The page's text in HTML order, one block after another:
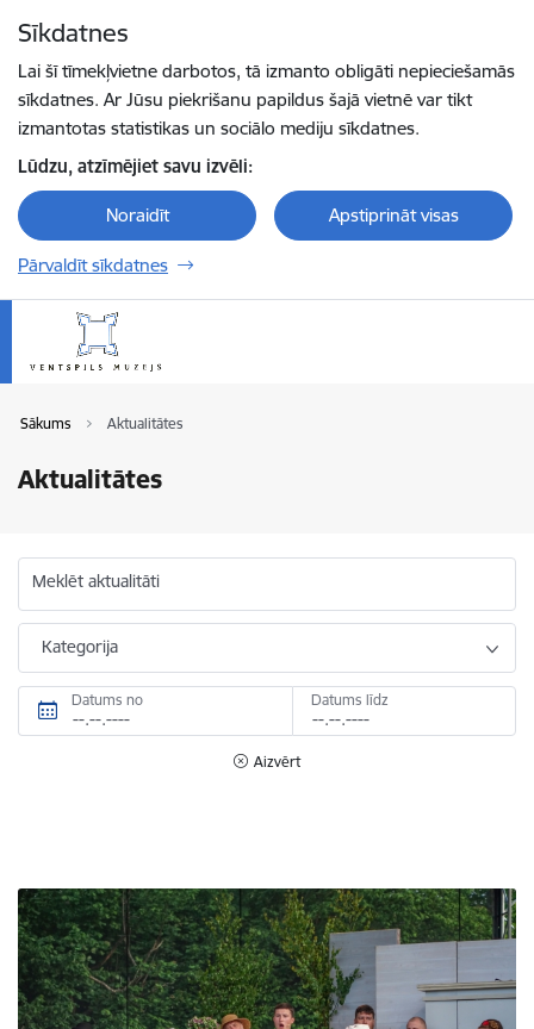
Sīkdatnes
Lai šī tīmekļvietne darbotos, tā izmanto obligāti nepieciešamās
sīkdatnes. Ar Jūsu piekrišanu papildus šajā vietnē var tikt
izmantotas statistikas un sociālo mediju sīkdatnes.
Lūdzu, atzīmējiet savu izvēli:
Noraidīt Apstiprināt visas
Pārvaldīt sīkdatnes
Sākums Aktualitātes
Aktualitātes
Meklēt aktualitāti
Kategorija
Datums no Datums līdz
Aizvērt